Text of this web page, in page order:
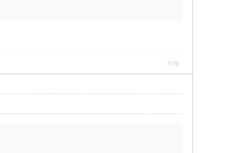
举报